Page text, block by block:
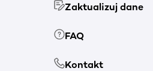
Zaktualizuj dane
FAQ
Kontakt